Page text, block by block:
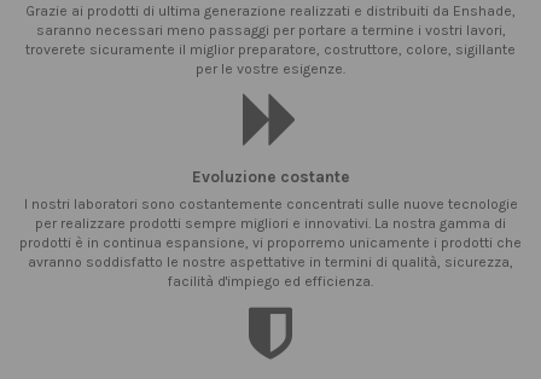
Grazie ai prodotti di ultima generazione realizzati e distribuiti da Enshade,
saranno necessari meno passaggi per portare a termine i vostri lavori,
troverete sicuramente il miglior preparatore, costruttore, colore, sigillante
per le vostre esigenze.
Evoluzione costante
I nostri laboratori sono costantemente concentrati sulle nuove tecnologie
per realizzare prodotti sempre migliori e innovativi. La nostra gamma di
prodotti è in continua espansione, vi proporremo unicamente i prodotti che
avranno soddisfatto le nostre aspettative in termini di qualità, sicurezza,
facilità d'impiego ed efficienza.